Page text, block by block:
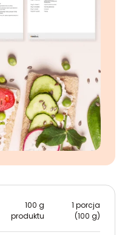
100 g
produktu
1 porcja
(100 g)